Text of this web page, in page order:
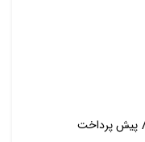
پیش پرداخت